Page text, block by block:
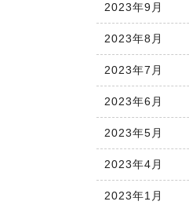
2023年9月
2023年8月
2023年7月
2023年6月
2023年5月
2023年4月
2023年1月